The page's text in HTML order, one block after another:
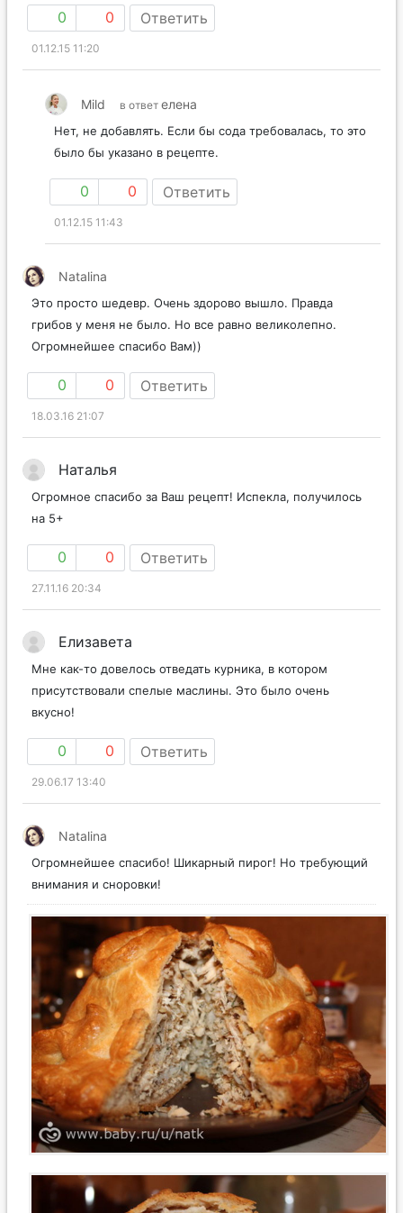
0 0 Ответить
01.12.15 11:20
Mild в ответ елена
Нет, не добавлять. Если бы сода требовалась, то это
было бы указано в рецепте.
0 0 Ответить
01.12.15 11:43
Natalina
Это просто шедевр. Очень здорово вышло. Правда
грибов у меня не было. Но все равно великолепно.
Огромнейшее спасибо Вам))
0 0 Ответить
18.03.16 21:07
Наталья
Огромное спасибо за Ваш рецепт! Испекла, получилось
на 5+
0 0 Ответить
27.11.16 20:34
Елизавета
Мне как-то довелось отведать курника, в котором
присутствовали спелые маслины. Это было очень
вкусно!
0 0 Ответить
29.06.17 13:40
Natalina
Огромнейшее спасибо! Шикарный пирог! Но требующий
внимания и сноровки!